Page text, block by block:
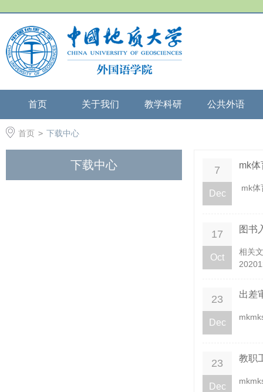
首页 关于我们 教学科研 公共外语
首页 > 下载中心
下载中心 7
Dec
mk
mk体
17
Oct
图书
相关
23
Dec
出差
23
Dec
教职